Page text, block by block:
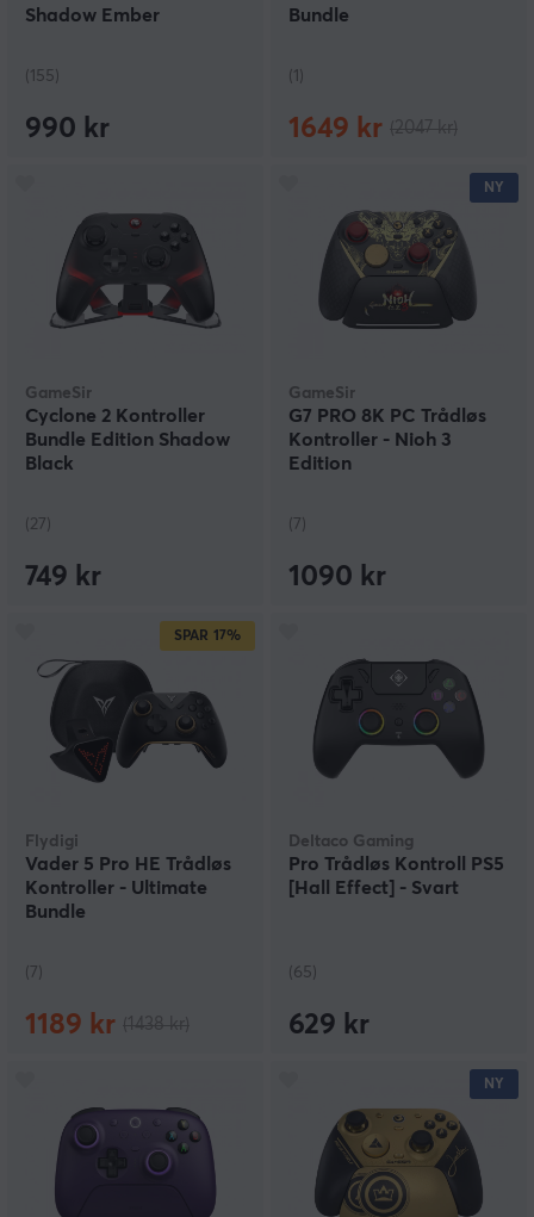
inn i den virtuelle virkeligheten.
Shadow Ember
(155)
990 kr
Bundle
(1)
1649 kr
GameSir
Cyclone 2 Kontroller
Bundle Edition Shadow
Black
(27)
749 kr
NY
GameSir
G7 PRO 8K PC Trådløs
Kontroller - Nioh 3
Edition
(7)
1090 kr
SPAR 17%
Flydigi
Vader 5 Pro HE Trådløs
Kontroller - Ultimate
Bundle
(7)
1189 kr
Deltaco Gaming
Pro Trådløs Kontroll PS5
[Hall Effect] - Svart
(65)
629 kr
NY